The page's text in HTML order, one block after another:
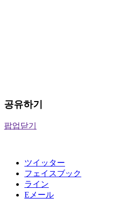
공유하기
팝업닫기
ツイッター
フェイスブック
ライン
Eメール